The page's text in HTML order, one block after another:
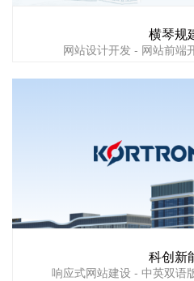
横琴规
网站设计开发 - 网站前端
科创新
响应式网站建设 - 中英双语